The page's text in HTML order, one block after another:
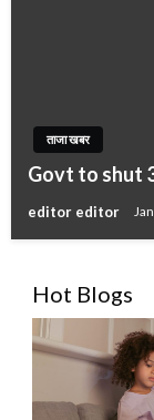
ताजा खबर
Govt to shut
editor editor
Hot Blogs